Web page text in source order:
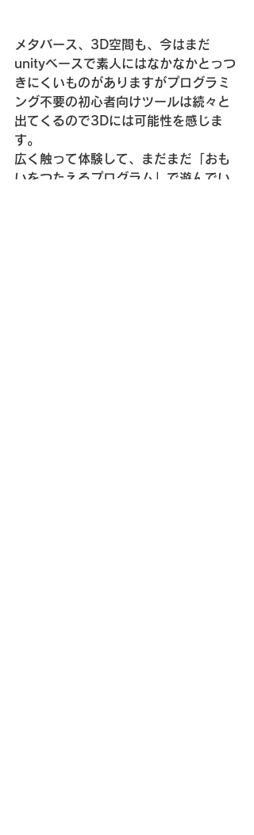
メタバース、3D空間も、今はまだ
unityベースで素人にはなかなかとっつ
きにくいものがありますがプログラミ
ング不要の初心者向けツールは続々と
出てくるので3Dには可能性を感じま
す。
広く触って体験して、まだまだ「おも
いをつたえるプログラム」で遊んでい